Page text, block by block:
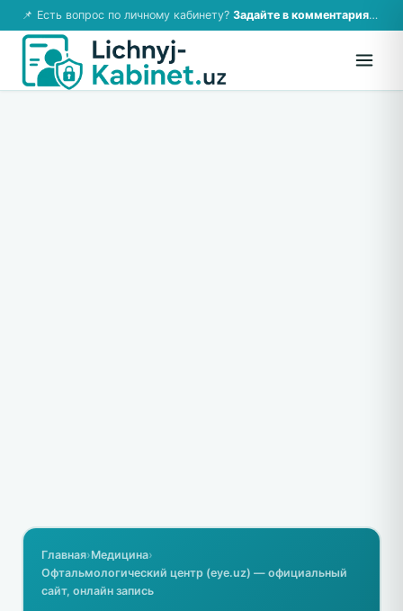
📌 Есть вопрос по личному кабинету? Задайте в комментариях — ответим!
Главная›Медицина›
Офтальмологический центр (eye.uz) — официальный
сайт, онлайн запись